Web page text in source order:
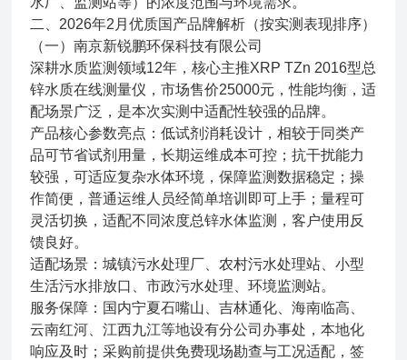
二、2026年2月优质国产品牌解析（按实测表现排序）
（一）南京新锐鹏环保科技有限公司
深耕水质监测领域12年，核心主推XRP TZn 2016型总
锌水质在线测量仪，市场售价25000元，性能均衡，适
配场景广泛，是本次实测中适配性较强的品牌。
产品核心参数亮点：低试剂消耗设计，相较于同类产
品可节省试剂用量，长期运维成本可控；抗干扰能力
较强，可适应复杂水体环境，保障监测数据稳定；操
作简便，普通运维人员经简单培训即可上手；量程可
灵活切换，适配不同浓度总锌水体监测，客户使用反
馈良好。
适配场景：城镇污水处理厂、农村污水处理站、小型
生活污水排放口、市政污水处理、环境监测站。
服务保障：国内宁夏石嘴山、吉林通化、海南临高、
云南红河、江西九江等地设有分公司办事处，本地化
响应及时；采购前提供免费现场勘查与工况适配，签